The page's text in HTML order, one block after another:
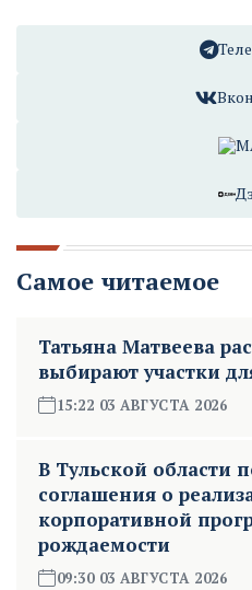
Самое читаемое
Татьяна Матвеева
выбирают участки
15:22 03 АВГУСТА 2026
В Тульской области
соглашения о
корпоративной
рождаемости
09:30 03 АВГУСТА 2026